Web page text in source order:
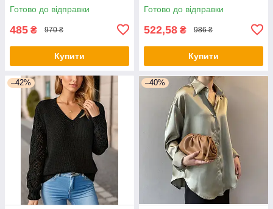
Готово до відправки
485 ₴ 970 ₴
Купити
Готово до відправки
522,58 ₴ 986 ₴
Купити
–42% –40%